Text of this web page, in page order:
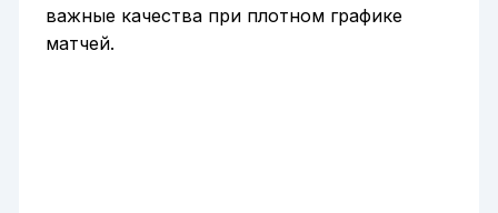
важные качества при плотном графике
матчей.